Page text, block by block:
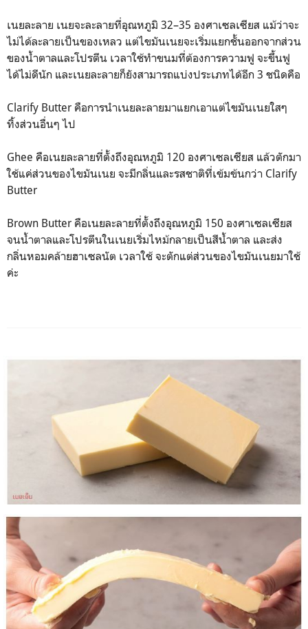
เนยละลาย เนยจะละลายที่อุณหภูมิ 32–35 องศาเซลเซียส แม้ว่าจะ
ไม่ได้ละลายเป็นของเหลว แต่ไขมันเนยจะเริ่มแยกชั้นออกจากส่วน
ของน้ำตาลและโปรตีน เวลาใช้ทำขนมที่ต้องการความฟู จะขึ้นฟู
ได้ไม่ดีนัก และเนยละลายก็ยังสามารถแบ่งประเภทได้อีก 3 ชนิดคือ
Clarify Butter คือการนำเนยละลายมาแยกเอาแต่ไขมันเนยใสๆ
ทิ้งส่วนอื่นๆ ไป
Ghee คือเนยละลายที่ตั้งถึงอุณหภูมิ 120 องศาเซลเซียส แล้วตักมา
ใช้แค่ส่วนของไขมันเนย จะมีกลิ่นและรสชาติที่เข้มข้นกว่า Clarify
Butter
Brown Butter คือเนยละลายที่ตั้งถึงอุณหภูมิ 150 องศาเซลเซียส
จนน้ำตาลและโปรตีนในเนยเริ่มไหม้กลายเป็นสีน้ำตาล และส่ง
กลิ่นหอมคล้ายฮาเซลนัต เวลาใช้ จะตักแต่ส่วนของไขมันเนยมาใช้
ค่ะ